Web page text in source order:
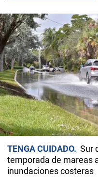
TENGA CUIDADO
Sur
temporada de mareas
inundaciones costeras